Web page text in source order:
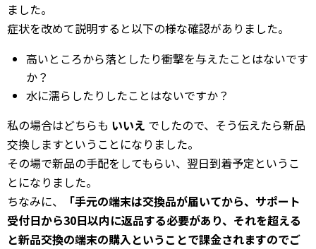
ました。
症状を改めて説明すると以下の様な確認がありました。
高いところから落としたり衝撃を与えたことはないです
か？
水に濡らしたりしたことはないですか？
私の場合はどちらも いいえ でしたので、そう伝えたら新品
交換しますということになりました。
その場で新品の手配をしてもらい、翌日到着予定というこ
とになりました。
ちなみに、
「手元の端末は交換品が届いてから、サポート
受付日から30日以内に返品する必要があり、それを超える
と新品交換の端末の購入ということで課金されますのでご